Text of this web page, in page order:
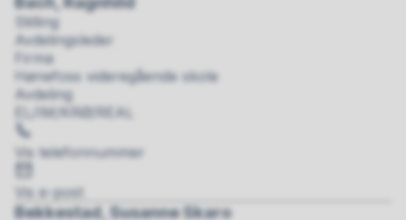
Stilling
Avdelingsleder
Firma
Hønefoss videregående skole
Avdeling
EL/IM/KRØ/REAL
Vis telefonnummer
post
Vis e-post
Bekkestad, Susanne Skaro